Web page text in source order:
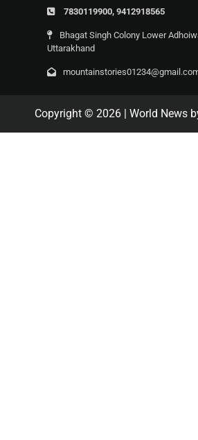
7830119900, 9412918565
Bhagat Singh Colony Lower
Uttarakhand
Copyright © 2026 | World News